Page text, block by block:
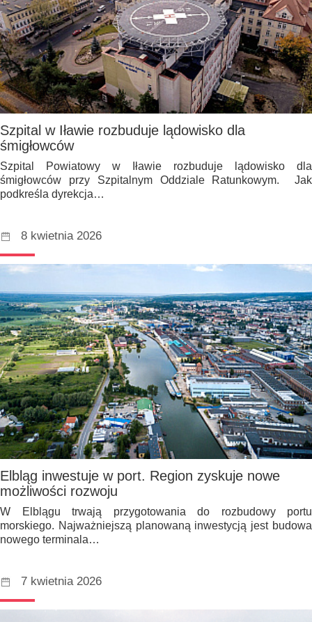
Szpital w Iławie rozbuduje lądowisko dla
śmigłowców
Szpital Powiatowy w Iławie rozbuduje lądowisko dla
śmigłowców przy Szpitalnym Oddziale Ratunkowym. Jak
podkreśla dyrekcja…
8 kwietnia 2026
Elbląg inwestuje w port. Region zyskuje nowe
możliwości rozwoju
W Elblągu trwają przygotowania do rozbudowy portu
morskiego. Najważniejszą planowaną inwestycją jest budowa
nowego terminala…
7 kwietnia 2026